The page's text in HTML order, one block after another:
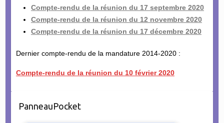
Compte-rendu de la réunion du 17 septembre 2020
Compte-rendu de la réunion du 12 novembre 2020
Compte-rendu de la réunion du 17 décembre 2020
Dernier compte-rendu de la mandature 2014-2020 :
Compte-rendu de la réunion du 10 février 2020
PanneauPocket